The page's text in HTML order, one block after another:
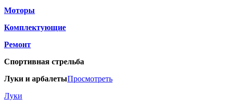
Моторы
Комплектующие
Ремонт
Спортивная стрельба
Луки и арбалетыПросмотреть
Луки